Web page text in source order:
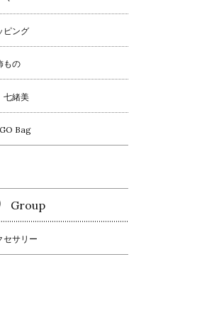
ピング
もの
緒美
Bag
Group
セサリー